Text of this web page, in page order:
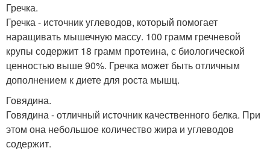
Гречка.
Гречка - источник углеводов, который помогает
наращивать мышечную массу. 100 грамм гречневой
крупы содержит 18 грамм протеина, с биологической
ценностью выше 90%. Гречка может быть отличным
дополнением к диете для роста мышц.
Говядина.
Говядина - отличный источник качественного белка. При
этом она небольшое количество жира и углеводов
содержит.